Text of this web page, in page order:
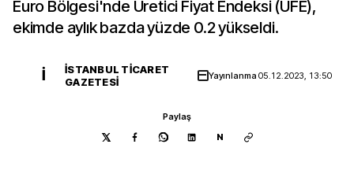
Euro Bölgesi'nde Üretici Fiyat Endeksi (ÜFE),
ekimde aylık bazda yüzde 0.2 yükseldi.
İ
İSTANBUL TICARET
GAZETESI
Yayınlanma05.12.2023, 13:50
Paylaş
N